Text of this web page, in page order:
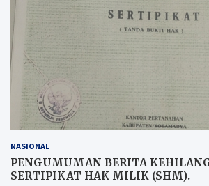
NASIONAL
PENGUMUMAN BERITA
SERTIPIKAT HAK MILIK (SHM).